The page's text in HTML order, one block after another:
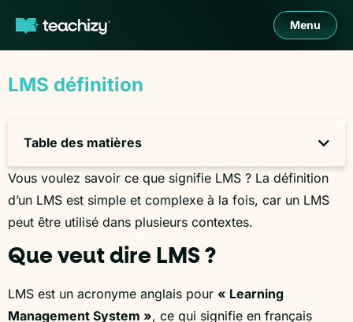
Menu
LMS définition
Vous voulez savoir ce que signifie LMS ? La définition
d’un LMS est simple et complexe à la fois, car un LMS
peut être utilisé dans plusieurs contextes.
Que veut dire LMS ?
LMS est un acronyme anglais pour « Learning
Management System », ce qui signifie en français
Table des matières